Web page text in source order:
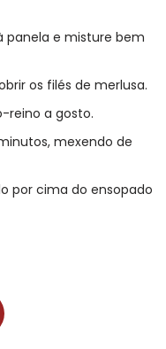
panela e misture bem
os filés de merlusa.
reino a gosto.
mexendo de
por cima do ensopado